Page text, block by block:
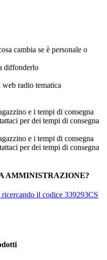
cambia se è personale o
diffonderlo
web radio tematica
e i tempi di consegna
per dei tempi di consegna
e i tempi di consegna
per dei tempi di consegna
AMMINISTRAZIONE?
il codice 339293CS